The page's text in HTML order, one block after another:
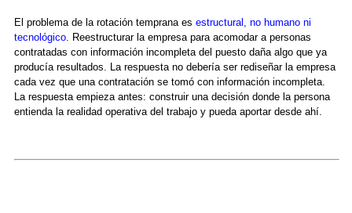
El problema de la rotación temprana es estructural, no humano ni
tecnológico. Reestructurar la empresa para acomodar a personas
contratadas con información incompleta del puesto daña algo que ya
producía resultados. La respuesta no debería ser rediseñar la empresa
cada vez que una contratación se tomó con información incompleta.
La respuesta empieza antes: construir una decisión donde la persona
entienda la realidad operativa del trabajo y pueda aportar desde ahí.